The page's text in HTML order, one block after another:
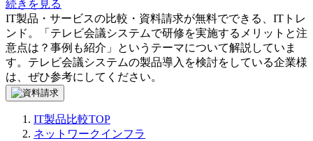
続きを見る
IT製品・サービスの比較・資料請求が無料でできる、ITトレ
ンド。「 テレビ会議システムで研修を実施するメリットと注
意点は？事例も紹介 」というテーマについて解説していま
す。 テレビ会議システムの製品導入を検討をしている企業様
は、ぜひ参考にしてください。
IT製品比較TOP
ネットワークインフラ